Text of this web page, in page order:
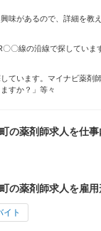
興味があるので、詳細を教
〇〇線の沿線で探していま
ています。マイナビ薬剤
すか？」等々
の薬剤師求人を仕
の薬剤師求人を雇
イト